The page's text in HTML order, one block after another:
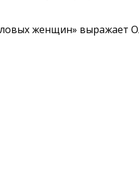
женщин» выражает